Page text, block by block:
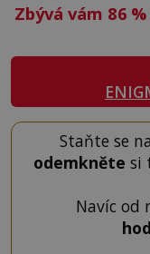
Zbývá vám 86 %
Staňte se
odemkněte si
Navíc od